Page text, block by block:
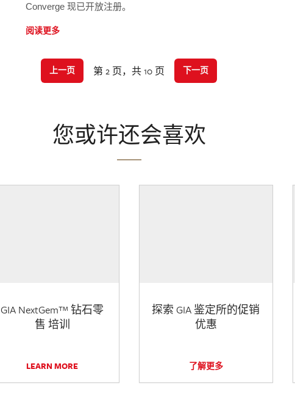
Converge 现已开放注册。
阅读更多
上一页 第 2 页，共 10 页 下一页
您或许还会喜欢
GIA NextGem™ 钻石零
售 培训
LEARN MORE
探索 GIA 鉴定所的促销
优惠
了解更多